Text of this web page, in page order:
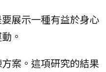
展示一種有益於身心
。
案。這項研究的結果